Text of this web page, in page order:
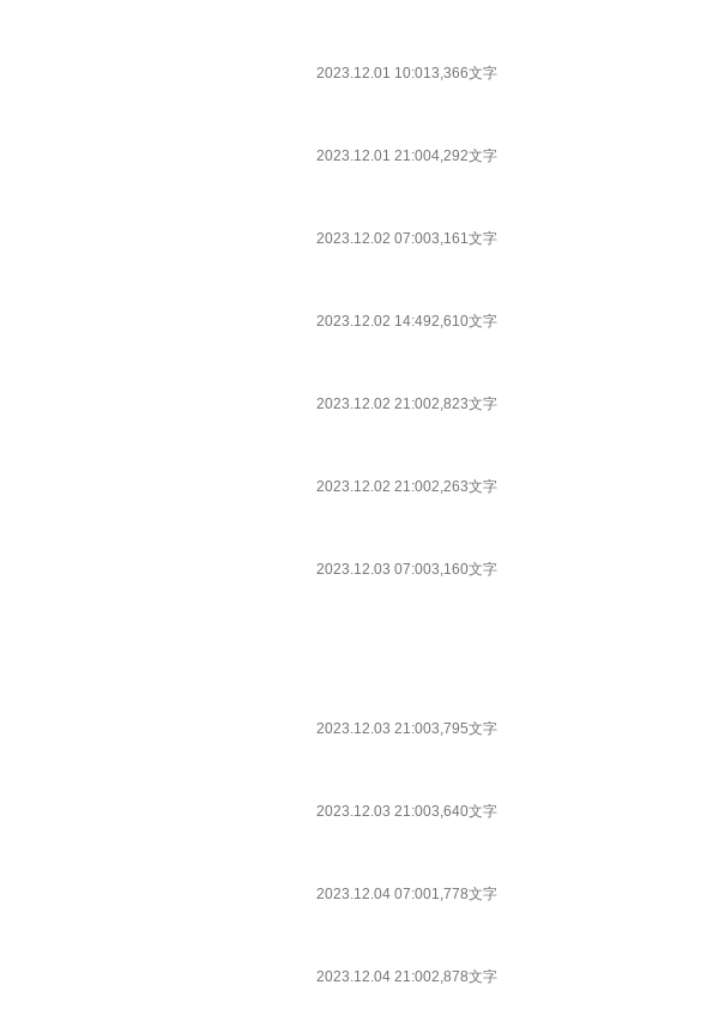
2023.12.01 10:013,366文字
2023.12.01 21:004,292文字
2023.12.02 07:003,161文字
2023.12.02 14:492,610文字
2023.12.02 21:002,823文字
2023.12.02 21:002,263文字
2023.12.03 07:003,160文字
2023.12.03 21:003,795文字
2023.12.03 21:003,640文字
2023.12.04 07:001,778文字
2023.12.04 21:002,878文字